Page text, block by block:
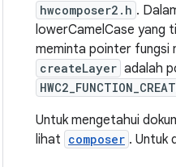
hwcomposer2.h .
lowerCamelCase yang
meminta pointer fungsi
createLayer adalah
Untuk mengetahui
lihat composer . Untuk